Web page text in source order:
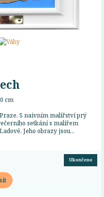
cm
S naivním malířství prý
setkání s malířem
Jeho obrazy jsou...
Ukončeno